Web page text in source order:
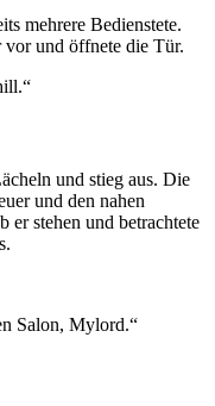
mehrere Bedienstete.
und öffnete die Tür.
und stieg aus. Die
und den nahen
stehen und betrachtete
Salon, Mylord.“